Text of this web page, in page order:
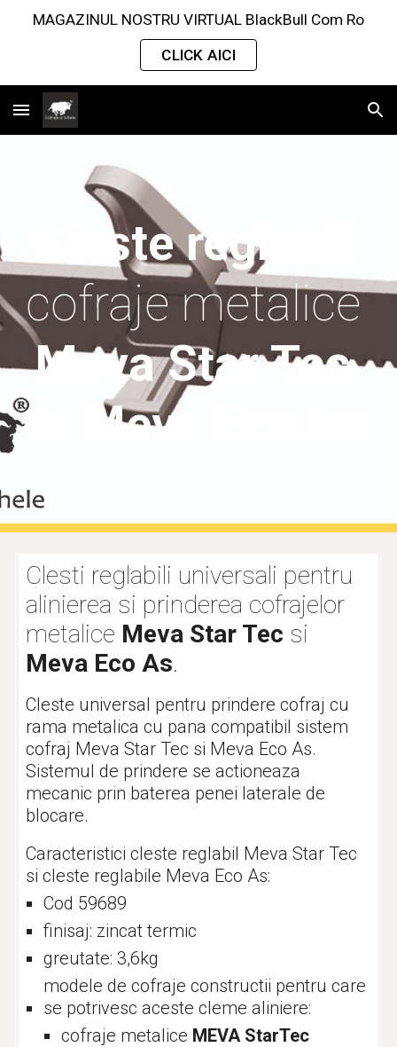
MAGAZINUL NOSTRU VIRTUAL BlackBull Com Ro
CLICK AICI
Cleste reglabil
cofraje metalice
Meva Star Tec
si Meva Eco As
Clesti reglabili universali pentru
alinierea si prinderea cofrajelor
metalice Meva Star Tec si
Meva Eco As.
Cleste universal pentru prindere cofraj cu
rama metalica cu pana compatibil sistem
cofraj Meva Star Tec si Meva Eco As.
Sistemul de prindere se actioneaza
mecanic prin baterea penei laterale de
blocare.
Caracteristici cleste reglabil Meva Star Tec
si cleste reglabile Meva Eco As:
Cod 59689
finisaj: zincat termic
greutate: 3,6kg
modele de cofraje constructii pentru care
se potrivesc aceste cleme aliniere:
cofraje metalice MEVA StarTec